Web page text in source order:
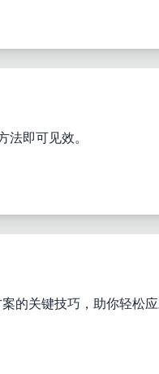
即可见效。
的关键技巧，助你轻松应